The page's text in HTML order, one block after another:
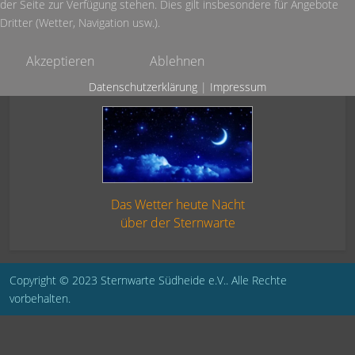
Das Wetter heute Nacht
über der Sternwarte
Copyright © 2023 Sternwarte Südheide e.V.. Alle Rechte
vorbehalten.
der Seite zur Verfügung stehen. Dies gilt insbesondere für Angebote
Dritter (Wetter, Navigation usw.).
Akzeptieren Ablehnen
Datenschutzerklärung | Impressum